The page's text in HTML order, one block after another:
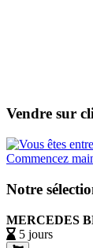
Vendre sur
Commencez
Notre
MERCEDES
5 jours